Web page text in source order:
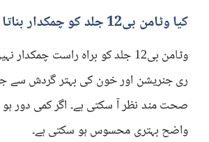
کیا وٹامن بی12 جلد کو چمکدار بناتا ہے؟
وٹامن بی12 جلد کو براہ راست
ری جنریشن اور خون کی بہتر گردش سے
صحت مند نظر آ سکتی ہے۔ اگر کمی دور
واضح بہتری محسوس ہو سکتی ہے۔